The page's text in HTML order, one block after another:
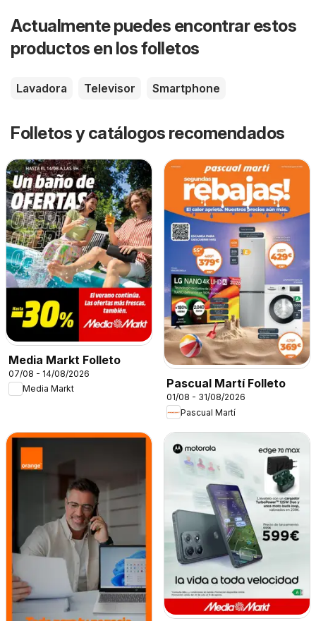
Actualmente puedes encontrar estos
productos en los folletos
Lavadora Televisor Smartphone
Folletos y catálogos recomendados
Media Markt Folleto
07/08 - 14/08/2026
Media Markt
Pascual Martí Folleto
01/08 - 31/08/2026
Pascual Martí